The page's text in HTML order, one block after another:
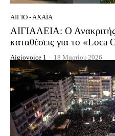
ΑΊΓΙΟ - ΑΧΑΪ́Α
ΑΙΓΙΑΛΕΙΑ: Ο Ανακριτής
καταθέσεις για το «Loca
Aigiovoice 1 - 18 Μαρτίου 2026